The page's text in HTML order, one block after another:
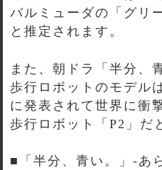
バルミューダの「グリ
と推定されます。
また、朝ドラ「半分、
歩行ロボットのモデル
に発表されて世界に衝
歩行ロボット「P2」だ
■「半分、青い。」-あ